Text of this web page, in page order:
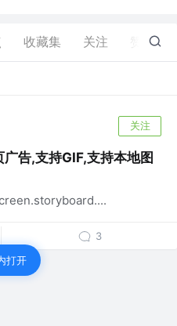
收藏集 关注 6
关注
告,支持GIF,支持本地图
3
打开